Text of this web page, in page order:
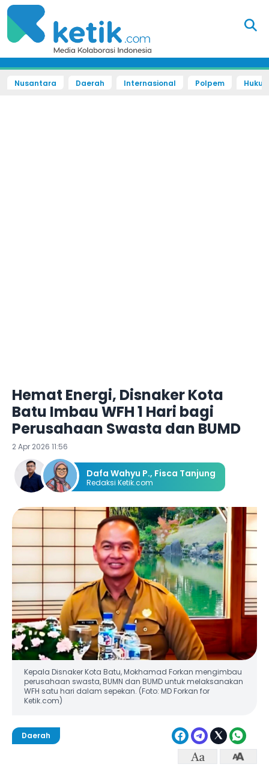
Nusantara Daerah Internasional Polpem
Hemat Energi, Disnaker Kota
Batu Imbau WFH 1 Hari bagi
Perusahaan Swasta dan BUMD
2 Apr 2026 11:56
Dafa Wahyu P., Fisca Tanjung
Redaksi Ketik.com
Kepala Disnaker Kota Batu, Mokhamad Forkan mengimbau
perusahaan swasta, BUMN dan BUMD untuk melaksanakan
WFH satu hari dalam sepekan. (Foto: MD Forkan for
Ketik.com)
Daerah